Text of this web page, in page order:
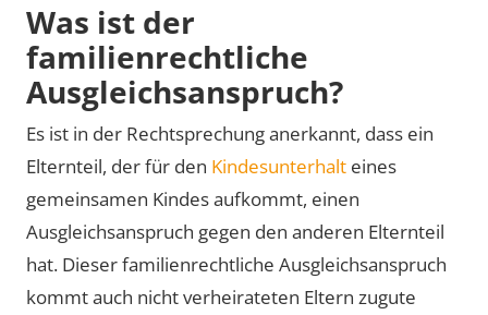
Was ist der
familienrechtliche
Ausgleichsanspruch?
Es ist in der Rechtsprechung anerkannt, dass ein
Elternteil, der für den Kindesunterhalt eines
gemeinsamen Kindes aufkommt, einen
Ausgleichsanspruch gegen den anderen Elternteil
hat. Dieser familienrechtliche Ausgleichsanspruch
kommt auch nicht verheirateten Eltern zugute